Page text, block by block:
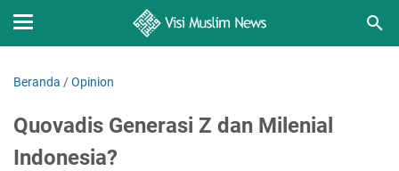
Beranda /Opinion
Quovadis Generasi Z dan Milenial
Indonesia?